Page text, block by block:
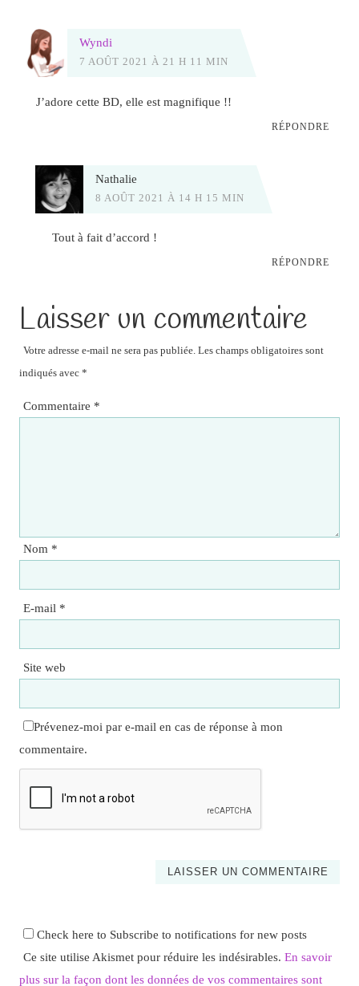
Wyndi
7 AOÛT 2021 À 21 H 11 MIN
J’adore cette BD, elle est magnifique !!
RÉPONDRE
Nathalie
8 AOÛT 2021 À 14 H 15 MIN
Tout à fait d’accord !
RÉPONDRE
Laisser un commentaire
Votre adresse e-mail ne sera pas publiée. Les champs obligatoires sont
indiqués avec *
Commentaire *
Nom *
E-mail *
Site web
Prévenez-moi par e-mail en cas de réponse à mon
commentaire.
Check here to Subscribe to notifications for new posts
Ce site utilise Akismet pour réduire les indésirables. En savoir
plus sur la façon dont les données de vos commentaires sont